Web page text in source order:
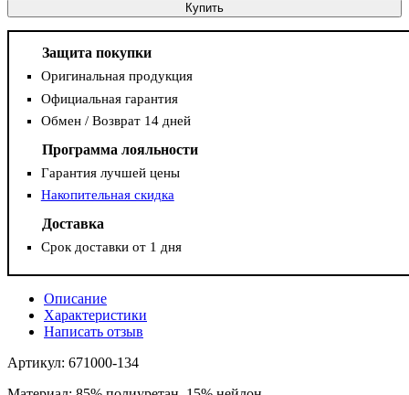
Купить
Защита покупки
Оригинальная продукция
Официальная гарантия
Обмен / Возврат 14 дней
Программа лояльности
Гарантия лучшей цены
Накопительная скидка
Доставка
Срок доставки от 1 дня
Описание
Характеристики
Написать отзыв
Артикул: 671000-134